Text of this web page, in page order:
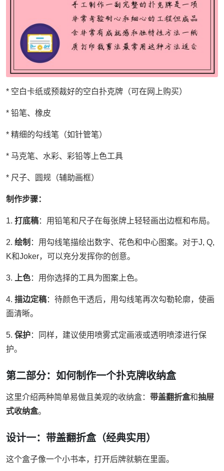
* 空白卡纸或预裁好的空白扑克牌（可在网上购买）
* 铅笔、橡皮
* 精细的勾线笔（如针管笔）
* 马克笔、水彩、彩铅等上色工具
* 尺子、圆规（辅助画框）
制作步骤：
1. 打底稿：用铅笔和尺子在每张牌上轻轻画出边框和布局。
2. 绘制 ：用勾线笔描绘出数字、花色和中心图案。对于J, Q,
K和Joker，可以充分发挥你的创意。
3. 上色：用你选择的工具为图案上色。
4. 描边定稿：待颜色干透后，用勾线笔再次勾勒轮廓，使画
面清晰。
5. 保护：同样，建议使用喷雾式定画液或透明喷漆进行保
护。
第二部分：如何制作一个扑克牌收纳盒
这里介绍两种简单易做且美观的收纳盒： 带盖翻折盒和抽屉
式收纳盒。
设计一：带盖翻折盒（经典实用）
这个盒子像一个小书本，打开后牌就躺在里面。